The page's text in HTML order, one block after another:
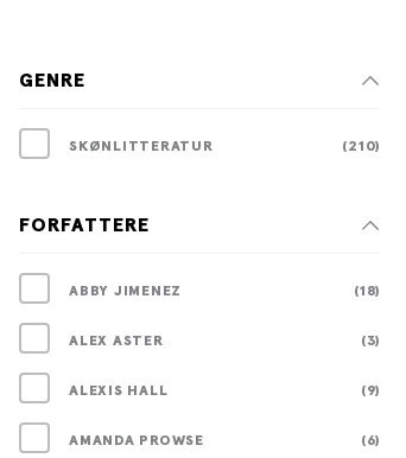
GENRE
SKØNLITTERATUR (210)
FORFATTERE
ABBY JIMENEZ (18)
ALEX ASTER (3)
ALEXIS HALL (9)
AMANDA PROWSE (6)